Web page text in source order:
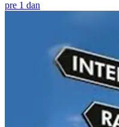
pre 1 dan